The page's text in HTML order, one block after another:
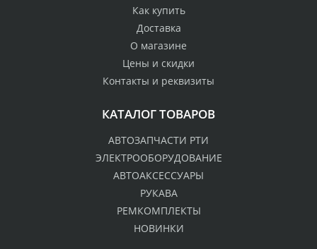
Как купить
Доставка
О магазине
Цены и скидки
Контакты и реквизиты
КАТАЛОГ ТОВАРОВ
АВТОЗАПЧАСТИ РТИ
ЭЛЕКТРООБОРУДОВАНИЕ
АВТОАКСЕССУАРЫ
РУКАВА
РЕМКОМПЛЕКТЫ
НОВИНКИ